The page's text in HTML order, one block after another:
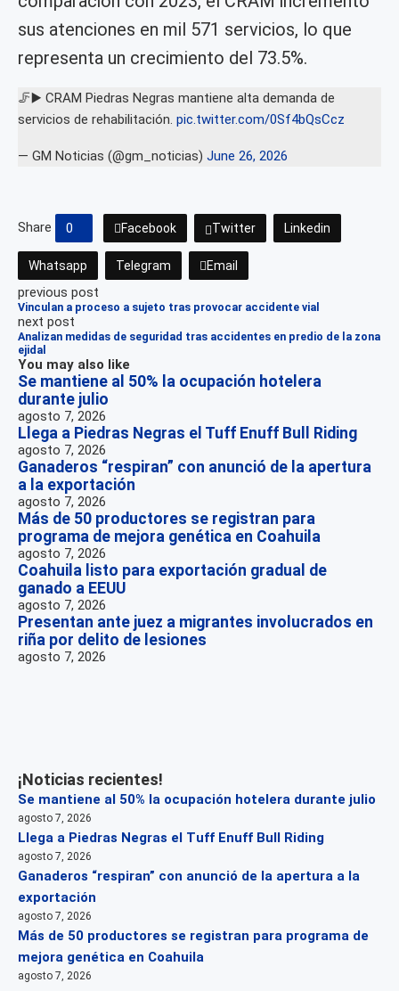
sus atenciones en mil 571 servicios, lo que
representa un crecimiento del 73.5%.
🦵▶️ CRAM Piedras Negras mantiene alta demanda de
servicios de rehabilitación. pic.twitter.com/0Sf4bQsCcz
— GM Noticias (@gm_noticias) June 26, 2026
Share 0 Facebook Twitter Linkedin
Whatsapp Telegram Email
previous post
Vinculan a proceso a sujeto tras provocar accidente vial
next post
Analizan medidas de seguridad tras accidentes en predio de la zona
ejidal
You may also like
Se mantiene al 50% la ocupación hotelera
durante julio
agosto 7, 2026
Llega a Piedras Negras el Tuff Enuff Bull Riding
agosto 7, 2026
Ganaderos “respiran” con anunció de la apertura
a la exportación
agosto 7, 2026
Más de 50 productores se registran para
programa de mejora genética en Coahuila
agosto 7, 2026
Coahuila listo para exportación gradual de
ganado a EEUU
agosto 7, 2026
Presentan ante juez a migrantes involucrados en
riña por delito de lesiones
agosto 7, 2026
¡Noticias recientes!
Se mantiene al 50% la ocupación hotelera durante julio
agosto 7, 2026
Llega a Piedras Negras el Tuff Enuff Bull Riding
agosto 7, 2026
Ganaderos “respiran” con anunció de la apertura a la
exportación
agosto 7, 2026
Más de 50 productores se registran para programa de
mejora genética en Coahuila
agosto 7, 2026